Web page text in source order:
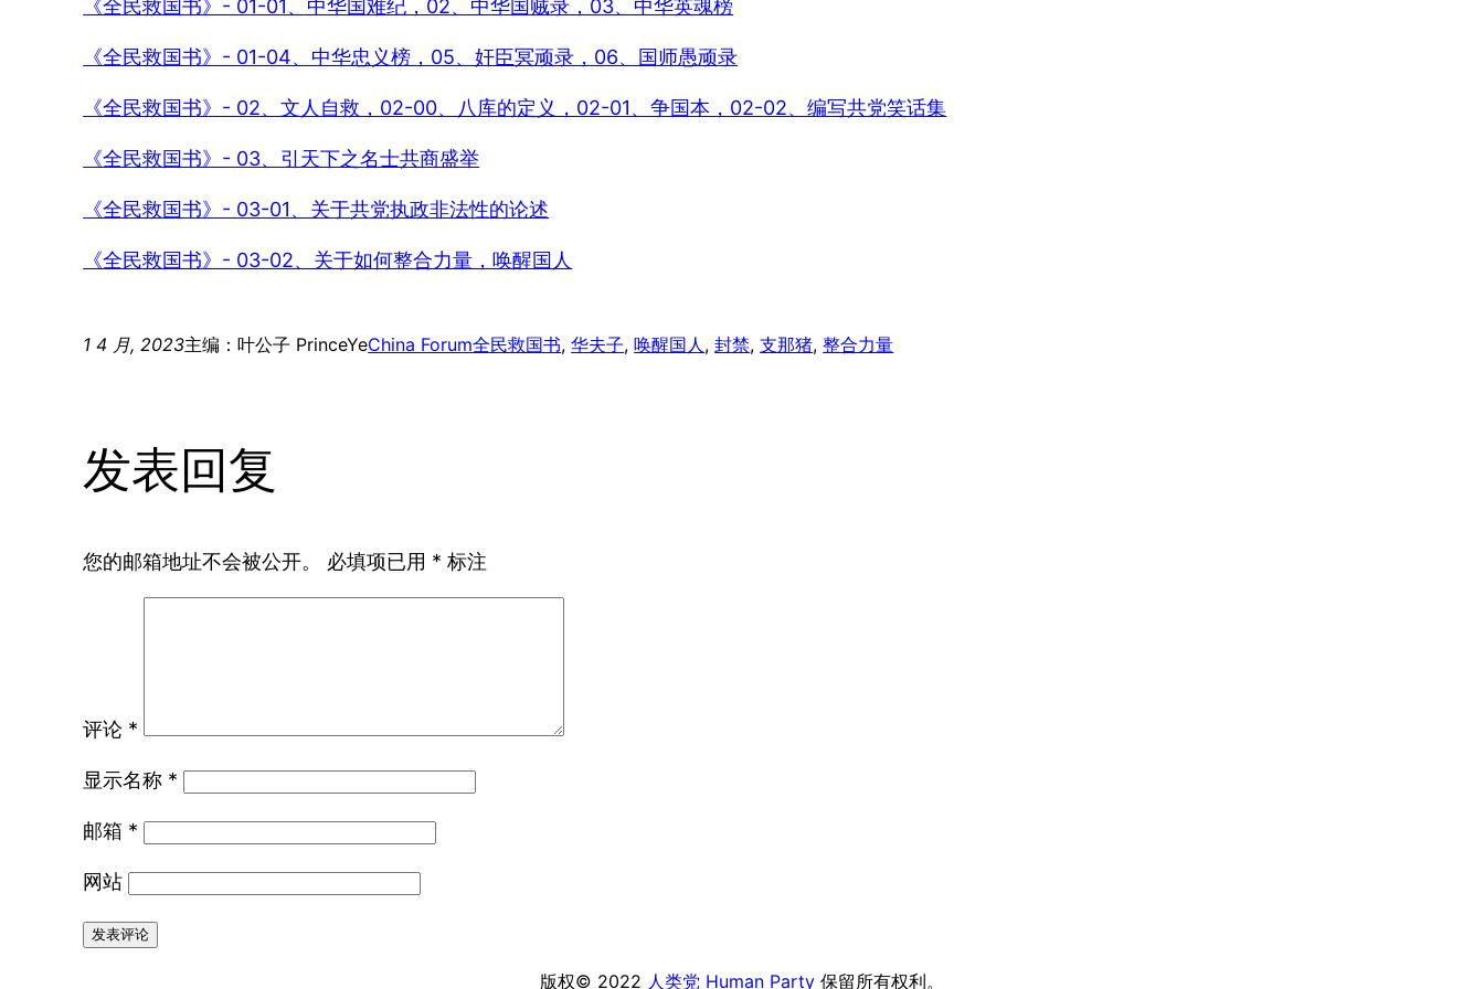
《全民救国书》- 01-01、中华国难纪，02、中华国贼录，03、中华英魂榜
《全民救国书》- 01-04、中华忠义榜，05、奸臣冥顽录，06、国师愚顽录
《全民救国书》- 02、文人自救，02-00、八库的定义，02-01、争国本，02-02、编写共党笑话集
《全民救国书》- 03、引天下之名士共商盛举
《全民救国书》- 03-01、关于共党执政非法性的论述
《全民救国书》- 03-02、关于如何整合力量，唤醒国人
1 4 月, 2023主编：叶公子 PrinceYeChina Forum全民救国书, 华夫子, 唤醒国人, 封禁, 支那猪, 整合力量
发表回复
您的邮箱地址不会被公开。 必填项已用 * 标注
评论 *
显示名称 *
邮箱 *
网站
版权© 2022 人类党 Human Party 保留所有权利。